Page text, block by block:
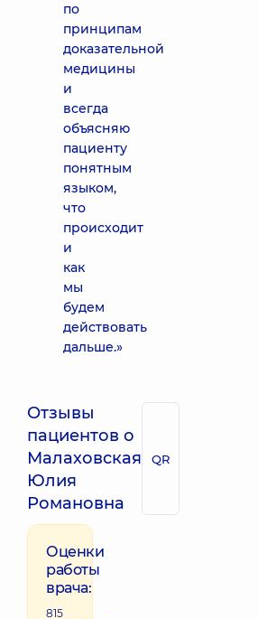
по
принципам
доказательной
медицины
и
всегда
объясняю
пациенту
понятным
языком,
что
происходит
и
как
мы
будем
действовать
дальше.»
Отзывы
пациентов о
Малаховская
Юлия
Романовна
QR
Оценки
работы
врача:
815